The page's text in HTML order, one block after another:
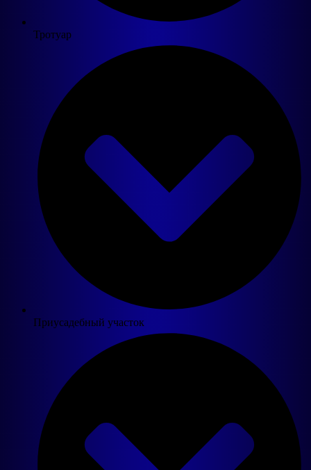
Тротуар
Приусадебный участок